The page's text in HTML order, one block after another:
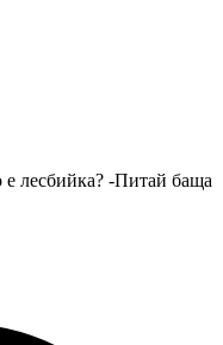
лесбийка? -Питай баща